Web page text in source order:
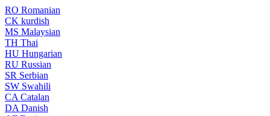
RO Romanian
CK kurdish
MS Malaysian
TH Thai
HU Hungarian
RU Russian
SR Serbian
SW Swahili
CA Catalan
DA Danish